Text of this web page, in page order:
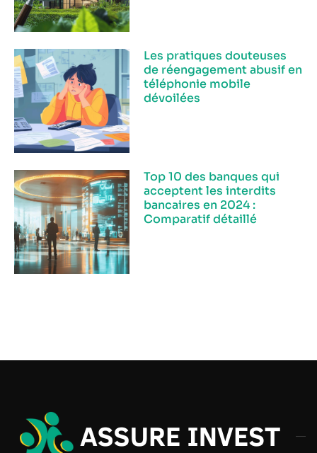
Les pratiques douteuses
de réengagement abusif en
téléphonie mobile
dévoilées
Top 10 des banques qui
acceptent les interdits
bancaires en 2024 :
Comparatif détaillé